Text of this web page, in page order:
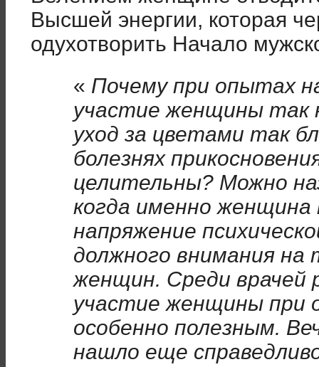
Высшей энергии, которая
одухотворить Начало
« Почему при опытах
участие женщины так
уход за цветами так
болезнях
целительны? Можно
когда именно
напряжение
должного внимания на
женщин. Среди врачей
участие женщины при
особенно полезным.
нашло еще